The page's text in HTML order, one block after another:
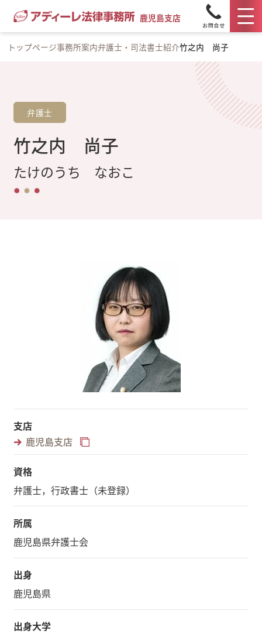
鹿児島支店
トップページ事務所案内弁護士・司法書士紹介竹之内 尚子
弁護士
竹之内 尚子
たけのうち なおこ
支店
鹿児島支店
資格
弁護士，行政書士（未登録）
所属
鹿児島県弁護士会
出身
鹿児島県
出身大学